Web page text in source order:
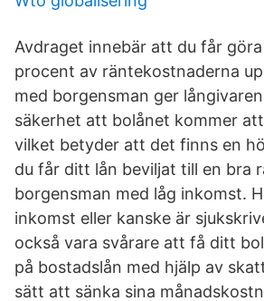
Avdraget innebär att du får
procent av räntekostnaderna
med borgensman ger
säkerhet att bolånet kommer
vilket betyder att det finns en
du får ditt lån beviljat till en bra
borgensman med låg inkomst.
inkomst eller kanske är
också vara svårare att få ditt
på bostadslån med hjälp av
sätt att sänka sina